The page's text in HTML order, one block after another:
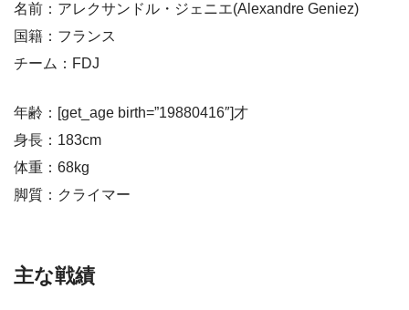
名前：アレクサンドル・ジェニエ(Alexandre Geniez)
国籍：フランス
チーム：FDJ
年齢：[get_age birth=”19880416″]才
身長：183cm
体重：68kg
脚質：クライマー
主な戦績